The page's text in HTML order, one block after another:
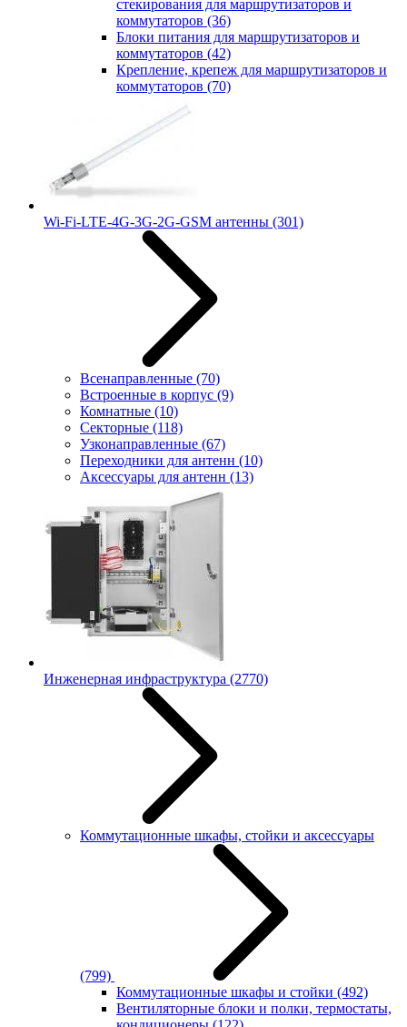
стекирования для маршрутизаторов и
коммутаторов (36)
Блоки питания для маршрутизаторов и
коммутаторов (42)
Крепление, крепеж для маршрутизаторов и
коммутаторов (70)
Wi-Fi-LTE-4G-3G-2G-GSM антенны (301)
Всенаправленные (70)
Встроенные в корпус (9)
Комнатные (10)
Секторные (118)
Узконаправленные (67)
Переходники для антенн (10)
Аксессуары для антенн (13)
Инженерная инфраструктура (2770)
Коммутационные шкафы, стойки и аксессуары
(799)
Коммутационные шкафы и стойки (492)
Вентиляторные блоки и полки, термостаты,